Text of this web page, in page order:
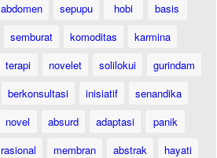
abdomen sepupu hobi
basis
semburat komoditas
karmina
terapi novelet solilokui
gurindam
berkonsultasi inisiatif
senandika
novel absurd adaptasi
panik
rasional membran abstrak
hayati